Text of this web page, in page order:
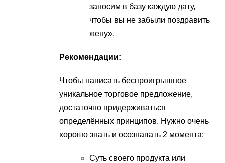
заносим в базу каждую дату,
чтобы вы не забыли поздравить
жену».
Рекомендации:
Чтобы написать беспроигрышное
уникальное торговое предложение,
достаточно придерживаться
определённых принципов. Нужно очень
хорошо знать и осознавать 2 момента:
Суть своего продукта или